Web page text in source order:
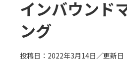
インバウンド
ング
投稿日：2022年3月14日／更新日